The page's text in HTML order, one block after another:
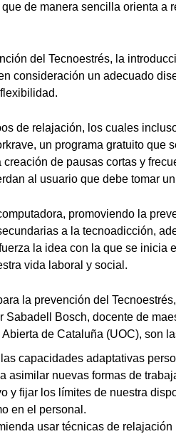
que de manera sencilla orienta a
del Tecnoestrés, la
consideración un adecuado
de relajación, los cuales
un programa gratuito que
de pausas cortas y
al usuario que debe tomar
promoviendo la
a la tecnoadicción,
la idea con la que se inicia
vida laboral y social.
la prevención del
Sabadell Bosch, docente de
de Cataluña (UOC), son
capacidades adaptativas
asimilar nuevas formas de
y fijar los límites de nuestra
en el personal.
usar técnicas de relajación